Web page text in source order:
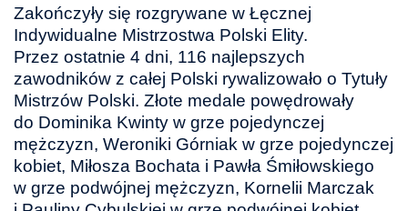
Zakończyły się rozgrywane w Łęcznej
Indywidualne Mistrzostwa Polski Elity.
Przez ostatnie 4 dni, 116 najlepszych
zawodników z całej Polski rywalizowało o Tytuły
Mistrzów Polski. Złote medale powędrowały
do Dominika Kwinty w grze pojedynczej
mężczyzn, Weroniki Górniak w grze pojedynczej
kobiet, Miłosza Bochata i Pawła Śmiłowskiego
w grze podwójnej mężczyzn, Kornelii Marczak